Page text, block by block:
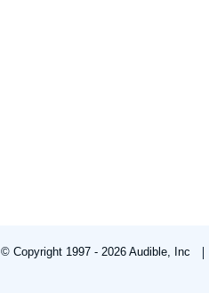
© Copyright 1997 - 2026 Audible, Inc